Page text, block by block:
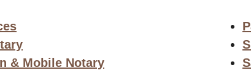
& Mobile Notary